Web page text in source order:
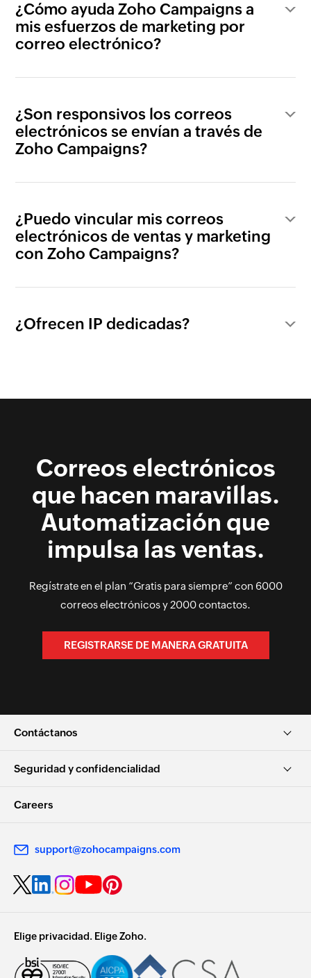
¿Cómo ayuda Zoho Campaigns a
mis esfuerzos de marketing por
correo electrónico?
¿Son responsivos los correos
electrónicos se envían a través de
Zoho Campaigns?
¿Puedo vincular mis correos
electrónicos de ventas y marketing
con Zoho Campaigns?
¿Ofrecen IP dedicadas?
Correos electrónicos
que hacen maravillas.
Automatización que
impulsa las ventas.
Regístrate en el plan “Gratis para siempre” con 6000
correos electrónicos y 2000 contactos.
REGISTRARSE DE MANERA GRATUITA
Contáctanos
Seguridad y confidencialidad
Careers
support@zohocampaigns.com
Elige privacidad. Elige Zoho.